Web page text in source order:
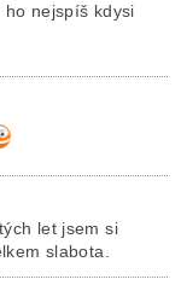
nejspíš kdysi
let jsem si
slabota.